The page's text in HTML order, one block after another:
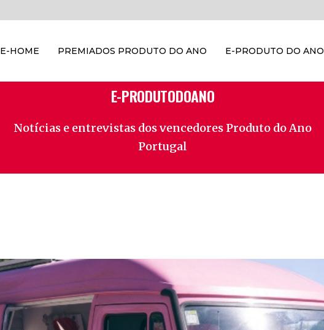
E-HOME PREMIADOS PRODUTO DO ANO E-PRODUTO DO ANO
E-PRODUTODOANO
Notícias e entrevistas dos vencedores Produto do Ano
Portugal